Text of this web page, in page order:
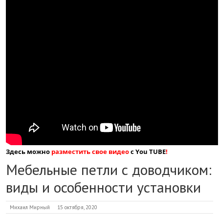
Здесь можно разместить свое видеос You TUBE!
Мебельные петли с доводчиком:
виды и особенности установки
Михаил Мирный 15 октября, 2020